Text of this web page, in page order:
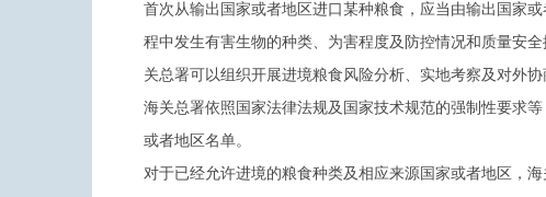
首次从输出国家或者地区进口某种粮食，应当由输出国家
程中发生有害生物的种类、为害程度及防控情况和质量安
关总署可以组织开展进境粮食风险分析、实地考察及对外协
海关总署依照国家法律法规及国家技术规范的强制性要求
或者地区名单。
对于已经允许进境的粮食种类及相应来源国家或者地区，